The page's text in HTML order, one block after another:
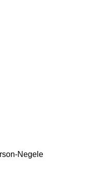
Negele